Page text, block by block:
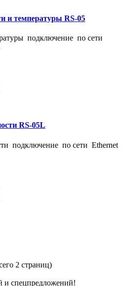
и температуры RS-05
подключение по сети
RS-05L
подключение по сети Ethernet
2 страниц)
и спецпредложений!